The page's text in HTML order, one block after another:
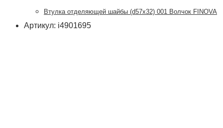
Втулка отделяющей шайбы (d57x32) 001 Волчок FINOVA
Артикул: i4901695